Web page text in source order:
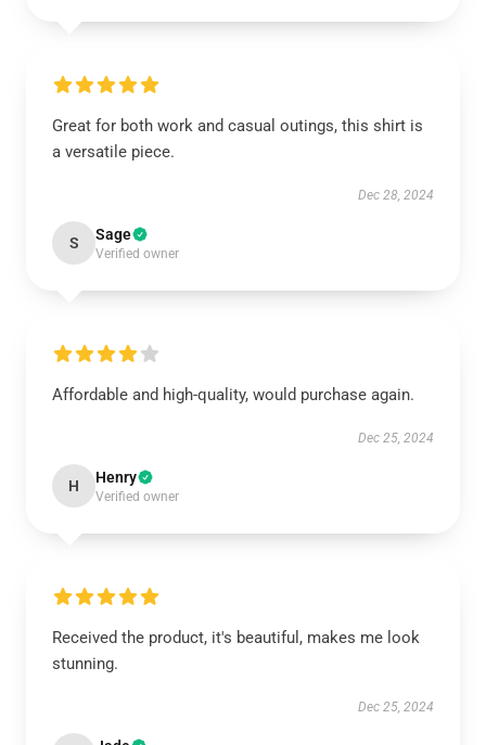
Great for both work and casual outings, this shirt is
a versatile piece.
Dec 28, 2024
S Sage
Verified owner
Affordable and high-quality, would purchase again.
Dec 25, 2024
H Henry
Verified owner
Received the product, it's beautiful, makes me look
stunning.
Dec 25, 2024